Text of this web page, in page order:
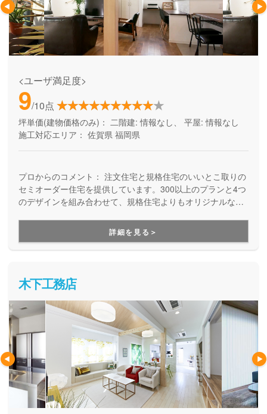
<ユーザ満足度>
9/10点
坪単価(建物価格のみ)： 二階建: 情報なし、 平屋: 情報なし
施工対応エリア： 佐賀県 福岡県
プロからのコメント： 注文住宅と規格住宅のいいとこ取りの
セミオーダー住宅を提供しています。300以上のプランと4つ
のデザインを組み合わせて、規格住宅よりもオリジナルな家
から、建てた後の設備保証と長期保証も充実しています。
「性能と価格のジレンマが…」「色々決めるのは大変、早く
引っ越したいけど建売はちょっと・・・」という方にお勧め
詳細を見る＞
木下工務店